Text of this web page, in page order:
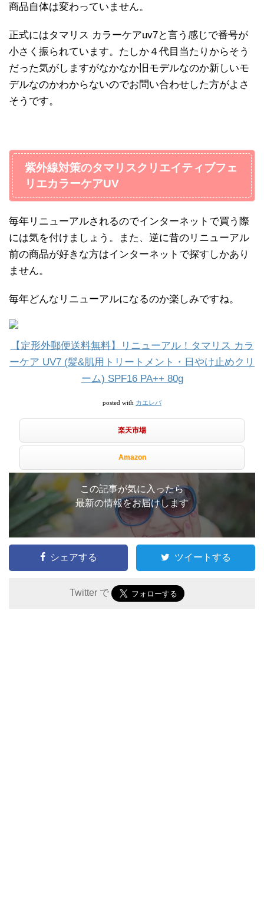
商品自体は変わっていません。
正式にはタマリス カラーケアuv7と言う感じで番号が
小さく振られています。たしか４代目当たりからそう
だった気がしますがなかなか旧モデルなのか新しいモ
デルなのかわからないのでお問い合わせした方がよさ
そうです。
紫外線対策のタマリスクリエイティブフェ
リエカラーケアUV
毎年リニューアルされるのでインターネットで買う際
には気を付けましょう。また、逆に昔のリニューアル
前の商品が好きな方はインターネットで探すしかあり
ません。
毎年どんなリニューアルになるのか楽しみですね。
【定形外郵便送料無料】リニューアル！タマリス カラ
ーケア UV7 (髪&肌用トリートメント・日やけ止めクリ
ーム) SPF16 PA++ 80g
posted with カエレバ
楽天市場
Amazon
この記事が気に入ったら
最新の情報をお届けします
シェアする ツイートする
Twitter で